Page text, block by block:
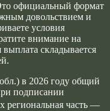
официальный формат
довольствием и
условия
внимание на
складывается
в 2026 году общий
подписании
региональная часть —